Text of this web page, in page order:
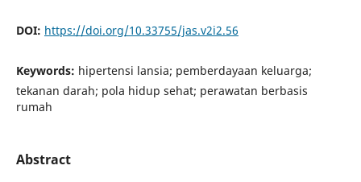
DOI: https://doi.org/10.33755/jas.v2i2.56
Keywords: hipertensi lansia; pemberdayaan keluarga;
tekanan darah; pola hidup sehat; perawatan berbasis
rumah
Abstract